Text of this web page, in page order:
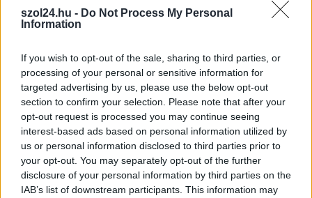
szol24.hu - Do Not Process My Personal
Information
If you wish to opt-out of the sale, sharing to third parties, or
processing of your personal or sensitive information for
targeted advertising by us, please use the below opt-out
section to confirm your selection. Please note that after your
opt-out request is processed you may continue seeing
interest-based ads based on personal information utilized by
us or personal information disclosed to third parties prior to
your opt-out. You may separately opt-out of the further
disclosure of your personal information by third parties on the
IAB’s list of downstream participants. This information may
2026.08.07. Kiss Lajos
vasútvonalon, alapos késések alakultak ki a
menetrendhez képest, kimaradás is előfordult
Napok óta tart a rendkívüli kánikula, a biztosítóberendezés
pedig újra megadta magát a ceglédi vonalon, így...
JNSZ megyei hírek